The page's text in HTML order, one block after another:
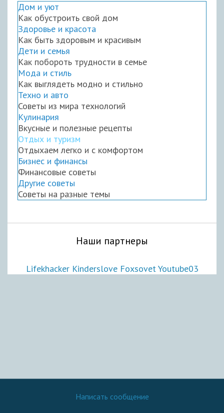
Дом и уют
Как обустроить свой дом
Здоровье и красота
Как быть здоровым и красивым
Дети и семья
Как побороть трудности в семье
Мода и стиль
Как выглядеть модно и стильно
Техно и авто
Советы из мира технологий
Кулинария
Вкусные и полезные рецепты
Отдых и туризм
Отдыхаем легко и с комфортом
Бизнес и финансы
Финансовые советы
Другие советы
Советы на разные темы
Наши партнеры
Lifekhacker Kinderslove Foxsovet Youtube03
Написать сообщение